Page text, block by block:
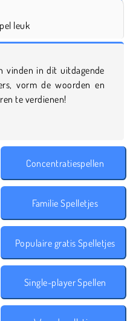
leuk
vinden in dit uitdagende
vorm de woorden en
te verdienen!
Concentratiespellen
Familie Spelletjes
Populaire gratis Spelletjes
Single-player Spellen